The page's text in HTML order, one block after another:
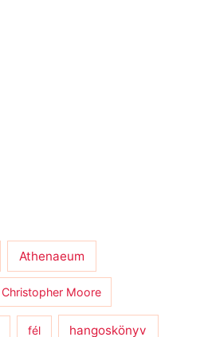
Athenaeum
Christopher Moore
fél hangoskönyv